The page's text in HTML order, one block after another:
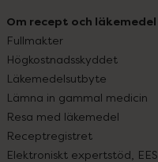
Om recept och läkemedel
Fullmakter
Högkostnadsskyddet
Läkemedelsutbyte
Lämna in gammal medicin
Resa med läkemedel
Receptregistret
Elektroniskt expertstöd, EES